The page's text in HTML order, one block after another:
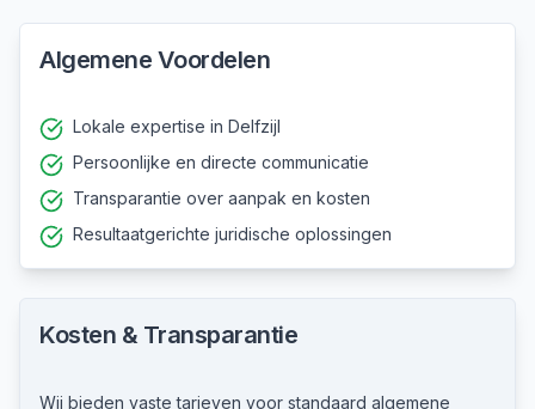
Algemene Voordelen
Lokale expertise in Delfzijl
Persoonlijke en directe communicatie
Transparantie over aanpak en kosten
Resultaatgerichte juridische oplossingen
Kosten & Transparantie
Wij bieden vaste tarieven voor standaard algemene